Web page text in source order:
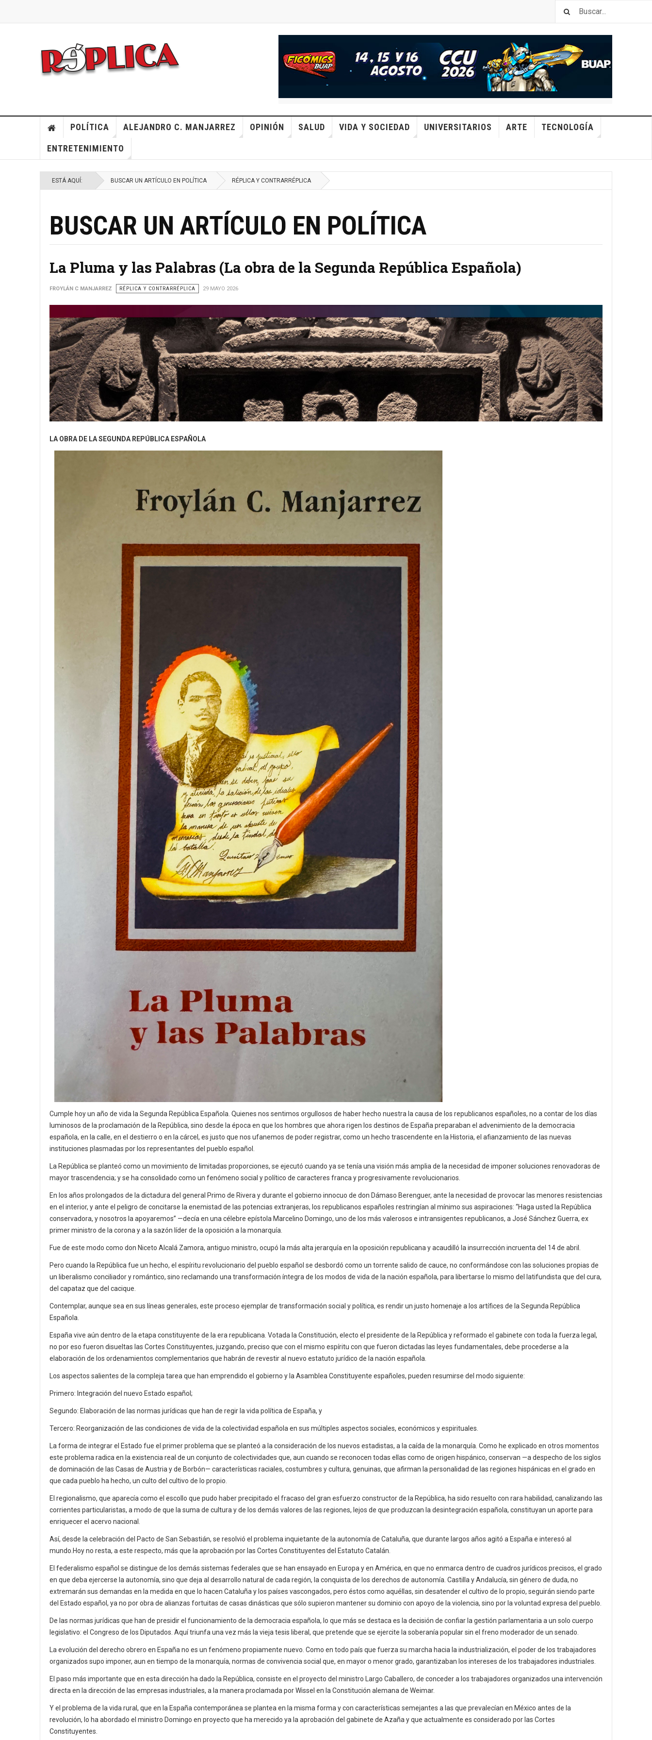
POLÍTICA ALEJANDRO C. MANJARREZ OPINIÓN SALUD VIDA Y SOCIEDAD UNIVERSITARIOS ARTE TECNOLOGÍA
ENTRETENIMIENTO
ESTÁ AQUÍ: BUSCAR UN ARTÍCULO EN POLÍTICA RÉPLICA Y CONTRARRÉPLICA
BUSCAR UN ARTÍCULO EN POLÍTICA
La Pluma y las Palabras (La obra de la Segunda República Española)
FROYLÁN C MANJARREZ RÉPLICA Y CONTRARRÉPLICA 29 MAYO 2026
LA OBRA DE LA SEGUNDA REPÚBLICA ESPAÑOLA
Cumple hoy un año de vida la Segunda República Española. Quienes nos sentimos orgullosos de haber hecho nuestra la causa de los republicanos españoles, no a contar de los días
luminosos de la proclamación de la República, sino desde la época en que los hombres que ahora rigen los destinos de España preparaban el advenimiento de la democracia
española, en la calle, en el destierro o en la cárcel, es justo que nos ufanemos de poder registrar, como un hecho trascendente en la Historia, el afianzamiento de las nuevas
instituciones plasmadas por los representantes del pueblo español.
La República se planteó como un movimiento de limitadas proporciones, se ejecutó cuando ya se tenía una visión más amplia de la necesidad de imponer soluciones renovadoras de
mayor trascendencia; y se ha consolidado como un fenómeno social y político de caracteres franca y progresivamente revolucionarios.
En los años prolongados de la dictadura del general Primo de Rivera y durante el gobierno innocuo de don Dámaso Berenguer, ante la necesidad de provocar las menores resistencias
en el interior, y ante el peligro de concitarse la enemistad de las potencias extranjeras, los republicanos españoles restringían al mínimo sus aspiraciones: “Haga usted la República
conservadora, y nosotros la apoyaremos” —decía en una célebre epístola Marcelino Domingo, uno de los más valerosos e intransigentes republicanos, a José Sánchez Guerra, ex
primer ministro de la corona y a la sazón líder de la oposición a la monarquía.
Fue de este modo como don Niceto Alcalá Zamora, antiguo ministro, ocupó la más alta jerarquía en la oposición republicana y acaudilló la insurrección incruenta del 14 de abril.
Pero cuando la República fue un hecho, el espíritu revolucionario del pueblo español se desbordó como un torrente salido de cauce, no conformándose con las soluciones propias de
un liberalismo conciliador y romántico, sino reclamando una transformación íntegra de los modos de vida de la nación española, para libertarse lo mismo del latifundista que del cura,
del capataz que del cacique.
Contemplar, aunque sea en sus líneas generales, este proceso ejemplar de transformación social y política, es rendir un justo homenaje a los artífices de la Segunda República
Española.
España vive aún dentro de la etapa constituyente de la era republicana. Votada la Constitución, electo el presidente de la República y reformado el gabinete con toda la fuerza legal,
no por eso fueron disueltas las Cortes Constituyentes, juzgando, preciso que con el mismo espíritu con que fueron dictadas las leyes fundamentales, debe procederse a la
elaboración de los ordenamientos complementarios que habrán de revestir al nuevo estatuto jurídico de la nación española.
Los aspectos salientes de la compleja tarea que han emprendido el gobierno y la Asamblea Constituyente españoles, pueden resumirse del modo siguiente:
Primero: Integración del nuevo Estado español;
Segundo: Elaboración de las normas jurídicas que han de regir la vida política de España, y
Tercero: Reorganización de las condiciones de vida de la colectividad española en sus múltiples aspectos sociales, económicos y espirituales.
La forma de integrar el Estado fue el primer problema que se planteó a la consideración de los nuevos estadistas, a la caída de la monarquía. Como he explicado en otros momentos
este problema radica en la existencia real de un conjunto de colectividades que, aun cuando se reconocen todas ellas como de origen hispánico, conservan —a despecho de los siglos
de dominación de las Casas de Austria y de Borbón— características raciales, costumbres y cultura, genuinas, que afirman la personalidad de las regiones hispánicas en el grado en
que cada pueblo ha hecho, un culto del cultivo de lo propio.
El regionalismo, que aparecía como el escollo que pudo haber precipitado el fracaso del gran esfuerzo constructor de la República, ha sido resuelto con rara habilidad, canalizando las
corrientes particularistas, a modo de que la suma de cultura y de los demás valores de las regiones, lejos de que produzcan la desintegración española, constituyan un aporte para
enriquecer el acervo nacional.
Así, desde la celebración del Pacto de San Sebastián, se resolvió el problema inquietante de la autonomía de Cataluña, que durante largos años agitó a España e interesó al
mundo.Hoy no resta, a este respecto, más que la aprobación por las Cortes Constituyentes del Estatuto Catalán.
El federalismo español se distingue de los demás sistemas federales que se han ensayado en Europa y en América, en que no enmarca dentro de cuadros jurídicos precisos, el grado
en que deba ejercerse la autonomía, sino que deja al desarrollo natural de cada región, la conquista de los derechos de autonomía. Castilla y Andalucía, sin género de duda, no
extremarán sus demandas en la medida en que lo hacen Cataluña y los países vascongados, pero éstos como aquéllas, sin desatender el cultivo de lo propio, seguirán siendo parte
del Estado español, ya no por obra de alianzas fortuitas de casas dinásticas que sólo supieron mantener su dominio con apoyo de la violencia, sino por la voluntad expresa del pueblo.
De las normas jurídicas que han de presidir el funcionamiento de la democracia española, lo que más se destaca es la decisión de confiar la gestión parlamentaria a un solo cuerpo
legislativo: el Congreso de los Diputados. Aquí triunfa una vez más la vieja tesis liberal, que pretende que se ejercite la soberanía popular sin el freno moderador de un senado.
La evolución del derecho obrero en España no es un fenómeno propiamente nuevo. Como en todo país que fuerza su marcha hacia la industrialización, el poder de los trabajadores
organizados supo imponer, aun en tiempo de la monarquía, normas de convivencia social que, en mayor o menor grado, garantizaban los intereses de los trabajadores industriales.
El paso más importante que en esta dirección ha dado la República, consiste en el proyecto del ministro Largo Caballero, de conceder a los trabajadores organizados una intervención
directa en la dirección de las empresas industriales, a la manera proclamada por Wissel en la Constitución alemana de Weimar.
Y el problema de la vida rural, que en la España contemporánea se plantea en la misma forma y con características semejantes a las que prevalecían en México antes de la
revolución, lo ha abordado el ministro Domingo en proyecto que ha merecido ya la aprobación del gabinete de Azaña y que actualmente es considerado por las Cortes
Constituyentes.